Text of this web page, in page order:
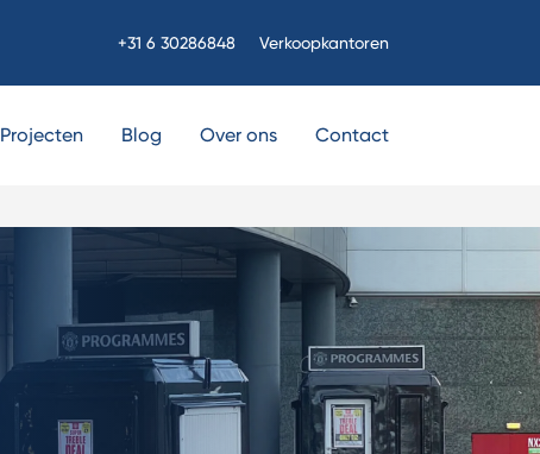
+31 6 30286848 Verkoopkantoren
Projecten Blog Over ons Contact